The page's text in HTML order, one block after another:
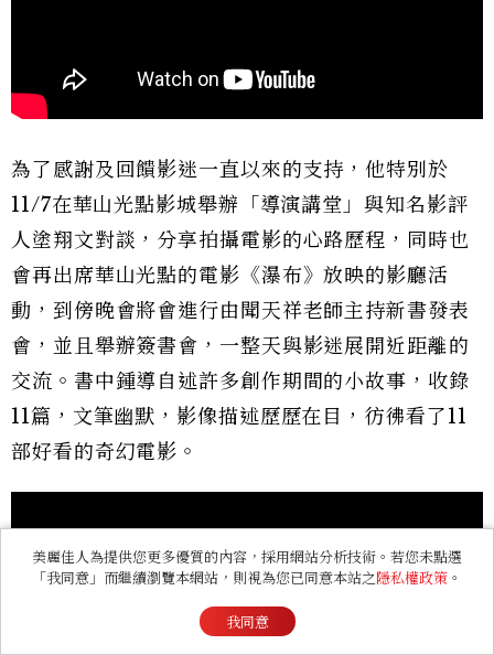
為了感謝及回饋影迷一直以來的支持，他特別於
11/7在華山光點影城舉辦「導演講堂」與知名影評
人塗翔文對談，分享拍攝電影的心路歷程，同時也
會再出席華山光點的電影《瀑布》放映的影廳活
動，到傍晚會將會進行由聞天祥老師主持新書發表
會，並且舉辦簽書會，一整天與影迷展開近距離的
交流。書中鍾導自述許多創作期間的小故事，收錄
11篇，文筆幽默，影像描述歷歷在目，彷彿看了11
部好看的奇幻電影。
美麗佳人為提供您更多優質的內容，採用網站分析技術。若您未點選
「我同意」而繼續瀏覽本網站，則視為您已同意本站之隱私權政策 。
我同意